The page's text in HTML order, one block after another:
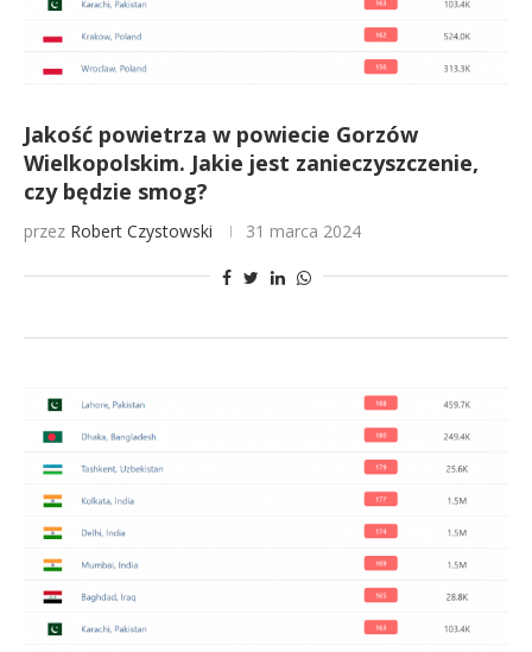
Jakość powietrza w powiecie Gorzów
Wielkopolskim. Jakie jest zanieczyszczenie,
czy będzie smog?
przez Robert Czystowski 31 marca 2024